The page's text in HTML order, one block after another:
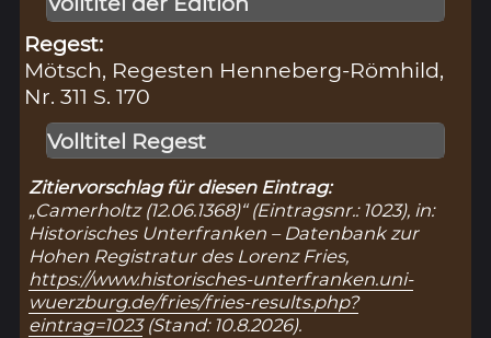
Regest:
Mötsch, Regesten Henneberg-Römhild,
Nr. 311 S. 170
Volltitel Regest
Zitiervorschlag für diesen Eintrag:
„Camerholtz (12.06.1368)“ (Eintragsnr.: 1023), in:
Historisches Unterfranken – Datenbank zur
Hohen Registratur des Lorenz Fries,
https://www.historisches-unterfranken.uni-
wuerzburg.de/fries/fries-results.php?
eintrag=1023(Stand: 10.8.2026).